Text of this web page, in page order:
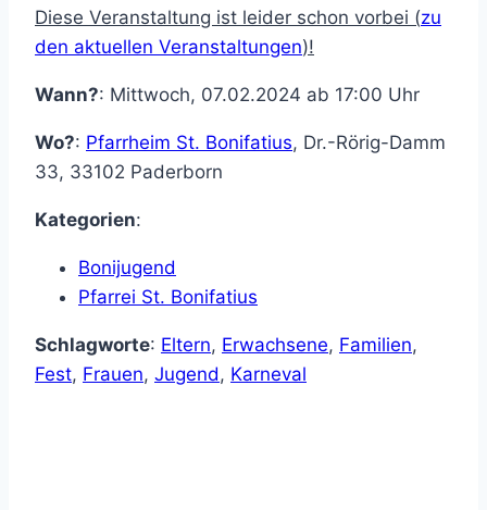
Diese Veranstaltung ist leider schon vorbei (zu
den aktuellen Veranstaltungen)!
Wann?: Mittwoch, 07.02.2024 ab 17:00 Uhr
Wo?: Pfarrheim St. Bonifatius, Dr.-Rörig-Damm
33, 33102 Paderborn
Kategorien:
Bonijugend
Pfarrei St. Bonifatius
Schlagworte: Eltern, Erwachsene, Familien,
Fest, Frauen, Jugend, Karneval